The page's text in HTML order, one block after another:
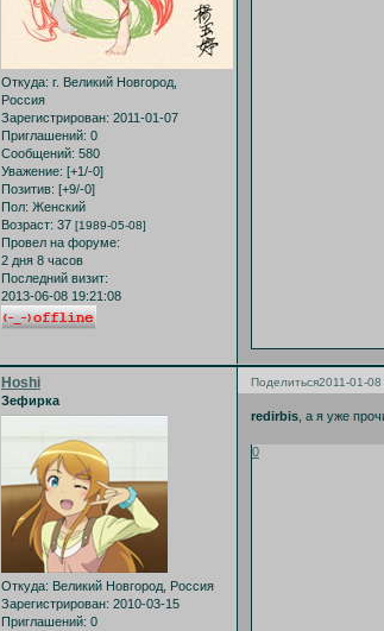
Откуда: г. Великий Новгород,
Россия
Зарегистрирован: 2011-01-07
Приглашений: 0
Сообщений: 580
Уважение: [+1/-0]
Позитив: [+9/-0]
Пол: Женский
Возраст: 37 [1989-05-08]
Провел на форуме:
2 дня 8 часов
Последний визит:
2013-06-08 19:21:08
Поделиться2011-01-
Hoshi
Зефирка
Откуда: Великий Новгород, Россия
Зарегистрирован: 2010-03-15
Приглашений: 0
redirbis, а я уже
0